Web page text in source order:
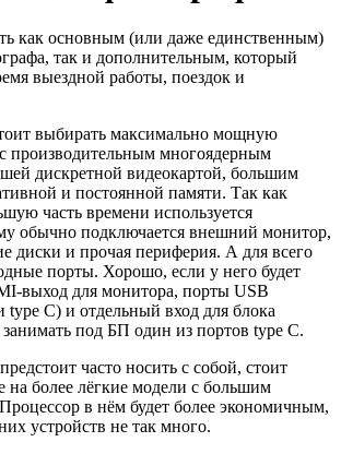
как основным (или даже единственным)
так и дополнительным, который
выездной работы, поездок и
выбирать максимально мощную
производительным многоядерным
дискретной видеокартой, большим
и постоянной памяти. Так как
часть времени используется
обычно подключается внешний монитор,
диски и прочая периферия. А для всего
порты. Хорошо, если у него будет
выход для монитора, порты USB
type C) и отдельный вход для блока
под БП один из портов type C.
часто носить с собой, стоит
на более лёгкие модели с большим
в нём будет более экономичным,
устройств не так много.